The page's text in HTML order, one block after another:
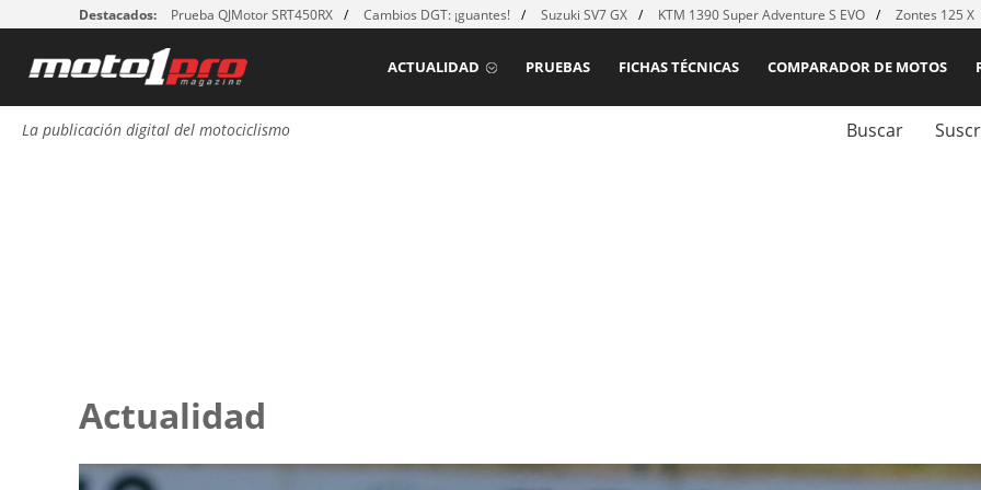
Destacados: Prueba QJMotor SRT450RX Cambios DGT: ¡guantes! Suzuki SV7 GX KTM 1390 Super Adventure S EVO Zontes 125 X
COMPARADOR DE MOTOS
FICHAS TÉCNICAS
PRUEBAS
ACTUALIDAD
La publicación digital del motociclismo Buscar
Actualidad